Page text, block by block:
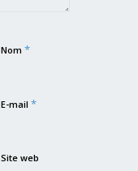
Nom *
E-mail *
Site web